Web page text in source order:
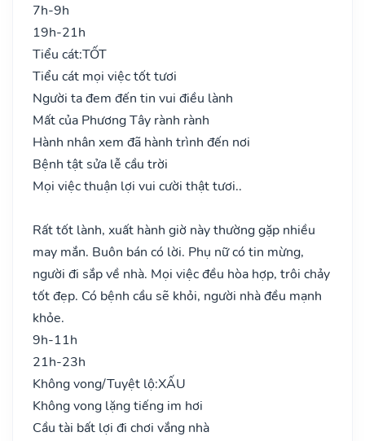
7h-9h
19h-21h
Tiểu cát:TỐT
Tiểu cát mọi việc tốt tươi
Người ta đem đến tin vui điều lành
Mất của Phương Tây rành rành
Hành nhân xem đã hành trình đến nơi
Bệnh tật sửa lễ cầu trời
Mọi việc thuận lợi vui cười thật tươi..
Rất tốt lành, xuất hành giờ này thường gặp nhiều
may mắn. Buôn bán có lời. Phụ nữ có tin mừng,
người đi sắp về nhà. Mọi việc đều hòa hợp, trôi chảy
tốt đẹp. Có bệnh cầu sẽ khỏi, người nhà đều mạnh
khỏe.
9h-11h
21h-23h
Không vong/Tuyệt lộ:XẤU
Không vong lặng tiếng im hơi
Cầu tài bất lợi đi chơi vắng nhà